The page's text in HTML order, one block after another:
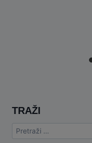
TRAŽI
Pretraga: